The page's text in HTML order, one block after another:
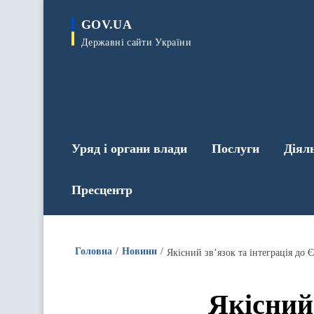
GOV.UA
Державні сайти України
Уряд і органи влади Послуги
Пресцентр
Головна Новини